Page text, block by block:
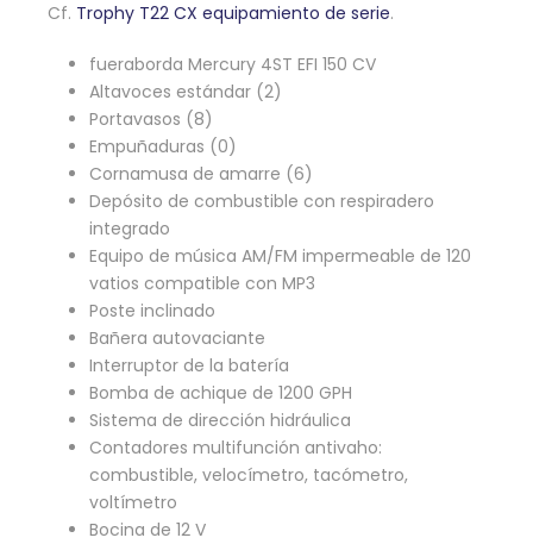
Cf. Trophy T22 CX equipamiento de serie.
fueraborda Mercury 4ST EFI 150 CV
Altavoces estándar (2)
Portavasos (8)
Empuñaduras (0)
Cornamusa de amarre (6)
Depósito de combustible con respiradero
integrado
Equipo de música AM/FM impermeable de 120
vatios compatible con MP3
Poste inclinado
Bañera autovaciante
Interruptor de la batería
Bomba de achique de 1200 GPH
Sistema de dirección hidráulica
Contadores multifunción antivaho:
combustible, velocímetro, tacómetro,
voltímetro
Bocina de 12 V